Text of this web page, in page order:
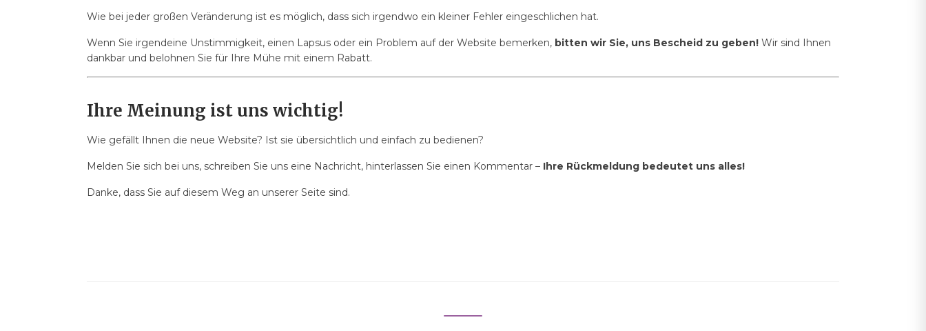
Wie bei jeder großen Veränderung ist es möglich, dass sich irgendwo ein kleiner Fehler eingeschlichen hat.
Wenn Sie irgendeine Unstimmigkeit, einen Lapsus oder ein Problem auf der Website bemerken, bitten wir Sie, uns Bescheid zu geben! Wir sind Ihnen
dankbar und belohnen Sie für Ihre Mühe mit einem Rabatt.
Ihre Meinung ist uns wichtig!
Wie gefällt Ihnen die neue Website? Ist sie übersichtlich und einfach zu bedienen?
Melden Sie sich bei uns, schreiben Sie uns eine Nachricht, hinterlassen Sie einen Kommentar – Ihre Rückmeldung bedeutet uns alles!
Danke, dass Sie auf diesem Weg an unserer Seite sind.